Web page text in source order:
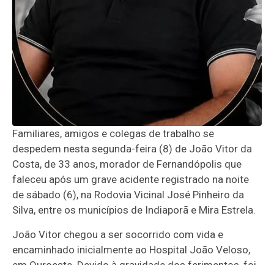
Familiares, amigos e colegas de trabalho se
despedem nesta segunda-feira (8) de João Vitor da
Costa, de 33 anos, morador de Fernandópolis que
faleceu após um grave acidente registrado na noite
de sábado (6), na Rodovia Vicinal José Pinheiro da
Silva, entre os municípios de Indiaporã e Mira Estrela.
João Vitor chegou a ser socorrido com vida e
encaminhado inicialmente ao Hospital João Veloso,